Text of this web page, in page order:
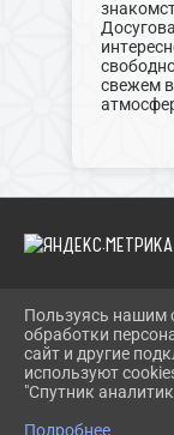
свежем
2026 Г. SCKS-
ВХОД
КАРТА САЙТА
ПОЛИТИКА
Пользуясь нашим
обработки
сайт и другие
используют
"Спутник
Подробнее